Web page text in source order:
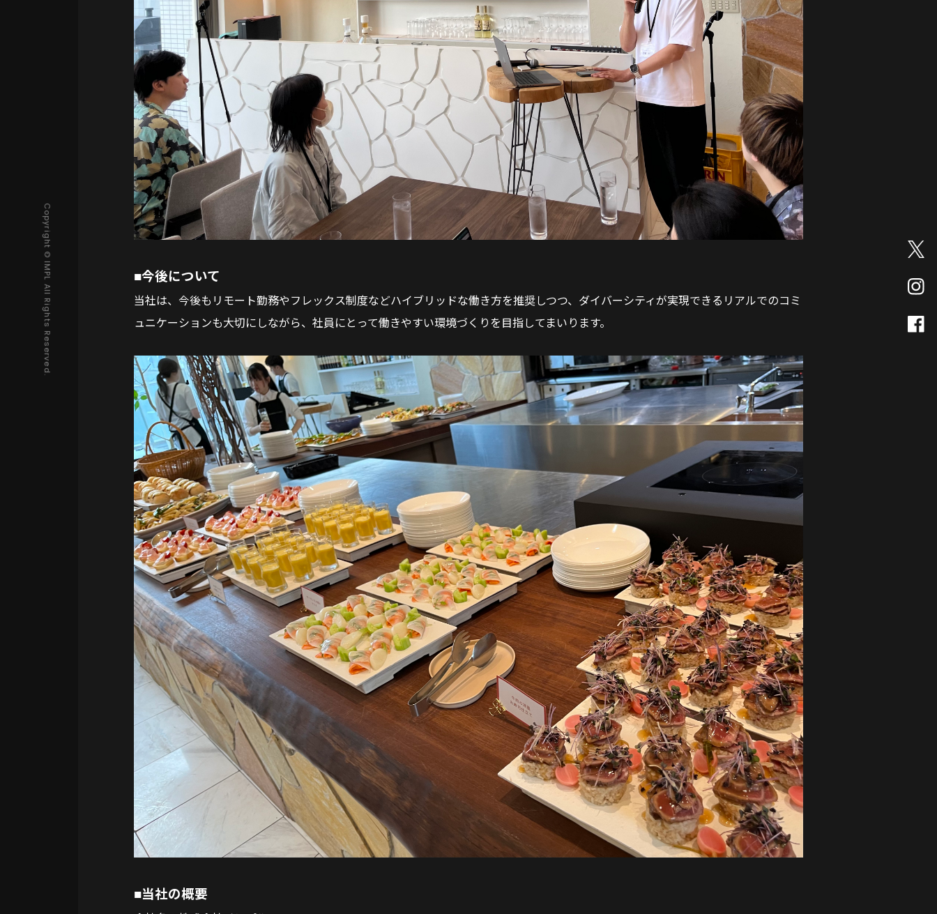
Copyright © IMPL All Rights Reserved. ■今後について
当社は、今後もリモート勤務やフレックス制度などハイブリッドな働き方を推奨しつつ、ダイバーシティが実現できるリアルでのコミ
ュニケーションも大切にしながら、社員にとって働きやすい環境づくりを目指してまいります。
■当社の概要